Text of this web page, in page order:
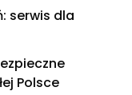
serwis dla
Polsce